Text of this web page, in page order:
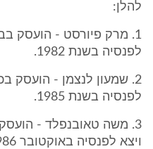
להלן:
1. מרק פיורסט - הועסק
לפנסיה בשנת 1982.
2. שמעון לנצמן - הועסק
לפנסיה בשנת 1985.
3. משה טאובנפלד -
ויצא לפנסיה באוקטובר 1986.